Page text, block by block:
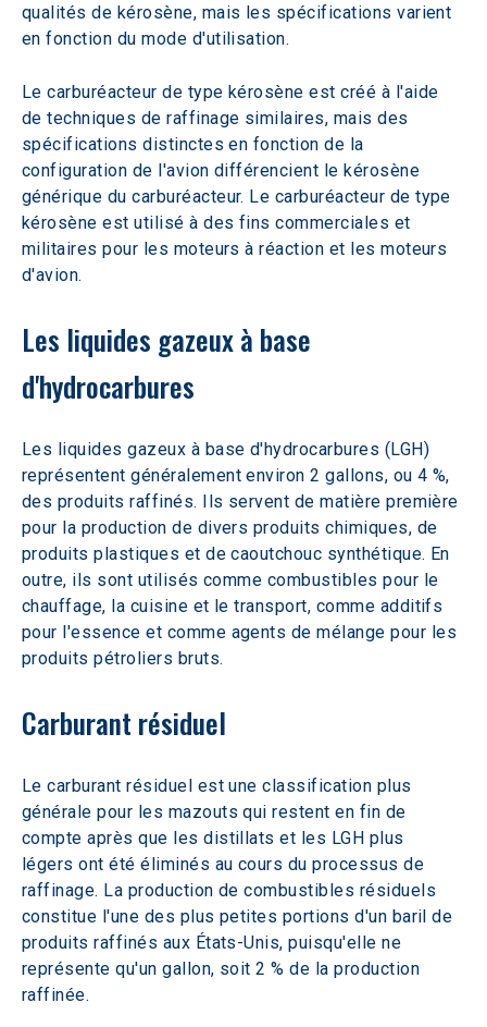
qualités de kérosène, mais les spécifications varient
en fonction du mode d'utilisation.
Le carburéacteur de type kérosène est créé à l'aide
de techniques de raffinage similaires, mais des
spécifications distinctes en fonction de la
configuration de l'avion différencient le kérosène
générique du carburéacteur. Le carburéacteur de type
kérosène est utilisé à des fins commerciales et
militaires pour les moteurs à réaction et les moteurs
d'avion.
Les liquides gazeux à base
d'hydrocarbures
Les liquides gazeux à base d'hydrocarbures (LGH)
représentent généralement environ 2 gallons, ou 4 %,
des produits raffinés. Ils servent de matière première
pour la production de divers produits chimiques, de
produits plastiques et de caoutchouc synthétique. En
outre, ils sont utilisés comme combustibles pour le
chauffage, la cuisine et le transport, comme additifs
pour l'essence et comme agents de mélange pour les
produits pétroliers bruts.
Carburant résiduel
Le carburant résiduel est une classification plus
générale pour les mazouts qui restent en fin de
compte après que les distillats et les LGH plus
légers ont été éliminés au cours du processus de
raffinage. La production de combustibles résiduels
constitue l'une des plus petites portions d'un baril de
produits raffinés aux États-Unis, puisqu'elle ne
représente qu'un gallon, soit 2 % de la production
raffinée.